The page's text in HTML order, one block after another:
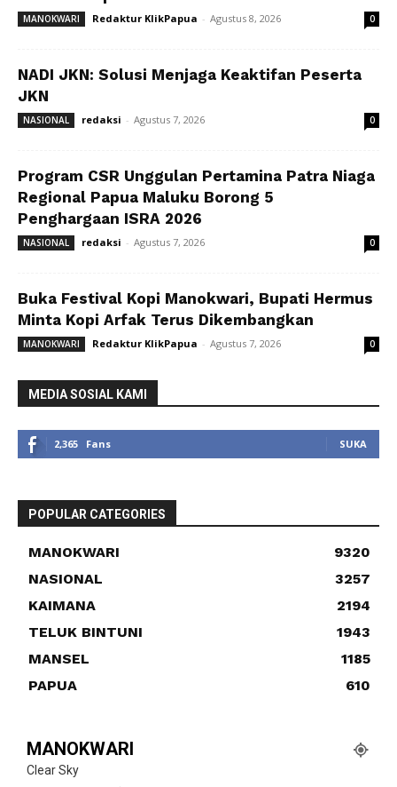
MANOKWARI Redaktur KlikPapua - Agustus 8, 2026 0
NADI JKN: Solusi Menjaga Keaktifan Peserta
JKN
NASIONAL redaksi - Agustus 7, 2026 0
Program CSR Unggulan Pertamina Patra Niaga
Regional Papua Maluku Borong 5
Penghargaan ISRA 2026
NASIONAL redaksi - Agustus 7, 2026 0
Buka Festival Kopi Manokwari, Bupati Hermus
Minta Kopi Arfak Terus Dikembangkan
MANOKWARI Redaktur KlikPapua - Agustus 7, 2026 0
MEDIA SOSIAL KAMI
2,365 Fans SUKA
POPULAR CATEGORIES
MANOKWARI
9320
NASIONAL
3257
KAIMANA
2194
TELUK BINTUNI
1943
MANSEL
1185
PAPUA
610
MANOKWARI
Clear Sky